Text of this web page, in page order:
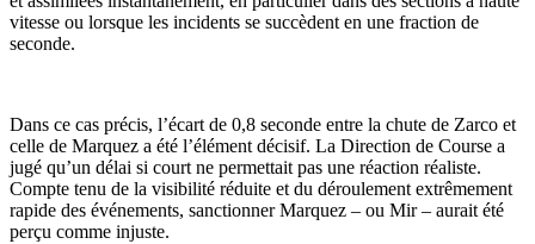
vitesse ou lorsque les incidents se succèdent en une fraction de
seconde.
Dans ce cas précis, l’écart de 0,8 seconde entre la chute de Zarco et
celle de Marquez a été l’élément décisif. La Direction de Course a
jugé qu’un délai si court ne permettait pas une réaction réaliste.
Compte tenu de la visibilité réduite et du déroulement extrêmement
rapide des événements, sanctionner Marquez – ou Mir – aurait été
perçu comme injuste.